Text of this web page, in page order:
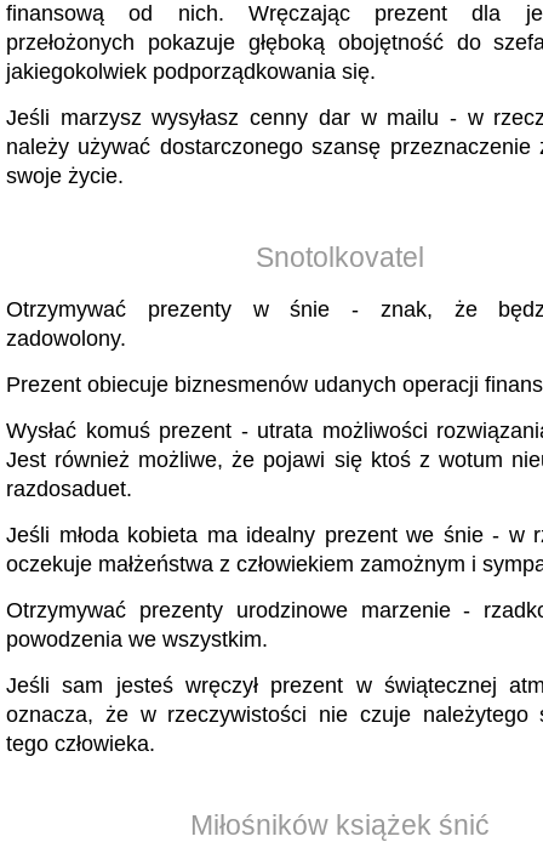
finansową od nich. Wręczając prezent dla
przełożonych pokazuje głęboką obojętność do
jakiegokolwiek podporządkowania się.
Jeśli marzysz wysyłasz cenny dar w mailu - w
należy używać dostarczonego szansę przeznaczenie
swoje życie.
Snotolkovatel
Otrzymywać prezenty w śnie - znak, że
zadowolony.
Prezent obiecuje biznesmenów udanych operacji
Wysłać komuś prezent - utrata możliwości
Jest również możliwe, że pojawi się ktoś z wotum
razdosaduet.
Jeśli młoda kobieta ma idealny prezent we śnie - w
oczekuje małżeństwa z człowiekiem zamożnym i
Otrzymywać prezenty urodzinowe marzenie -
powodzenia we wszystkim.
Jeśli sam jesteś wręczył prezent w świątecznej
oznacza, że ​​w rzeczywistości nie czuje należytego
tego człowieka.
Miłośników książek śnić